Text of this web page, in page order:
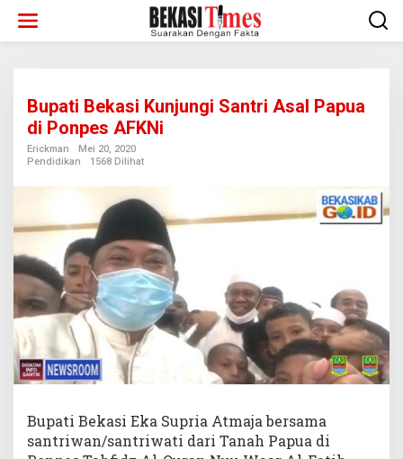
konten
Bupati Bekasi Kunjungi Santri Asal Papua
di Ponpes AFKNi
Erickman
Mei 20, 2020
Pendidikan
1568 Dilihat
Bupati Bekasi Eka Supria Atmaja bersama
santriwan/santriwati dari Tanah Papua di